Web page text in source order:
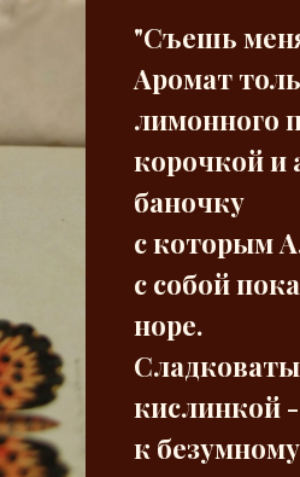
"Съешь
Аромат
лимонного
корочкой и
баночку
с которым
с собой
норе.
кислинкой
к